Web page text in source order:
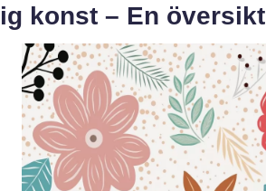
konst – En översikt